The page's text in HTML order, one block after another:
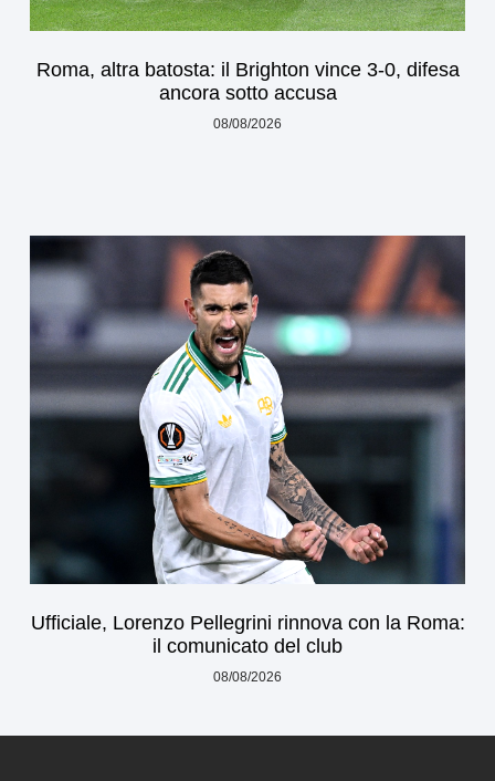
Roma, altra batosta: il Brighton vince 3-0, difesa
ancora sotto accusa
08/08/2026
Ufficiale, Lorenzo Pellegrini rinnova con la Roma:
il comunicato del club
08/08/2026